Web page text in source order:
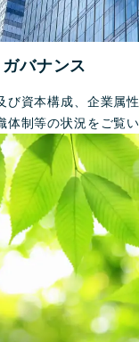
バナンス
び資本構成、企業属
体制等の状況をご覧い